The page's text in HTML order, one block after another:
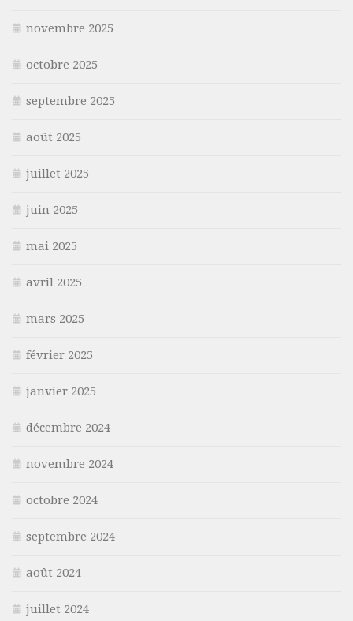
novembre 2025
octobre 2025
septembre 2025
août 2025
juillet 2025
juin 2025
mai 2025
avril 2025
mars 2025
février 2025
janvier 2025
décembre 2024
novembre 2024
octobre 2024
septembre 2024
août 2024
juillet 2024